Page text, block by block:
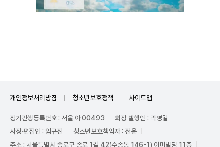
개인정보처리방침 청소년보호정책 사이트맵
정기간행등록번호 : 서울 아 00493
회장·발행인 : 곽영길
사장·편집인 : 임규진
청소년보호책임자 : 전운
주소 : 서울특별시 종로구 종로 1길 42(수송동 146-1) 이마빌딩 11층